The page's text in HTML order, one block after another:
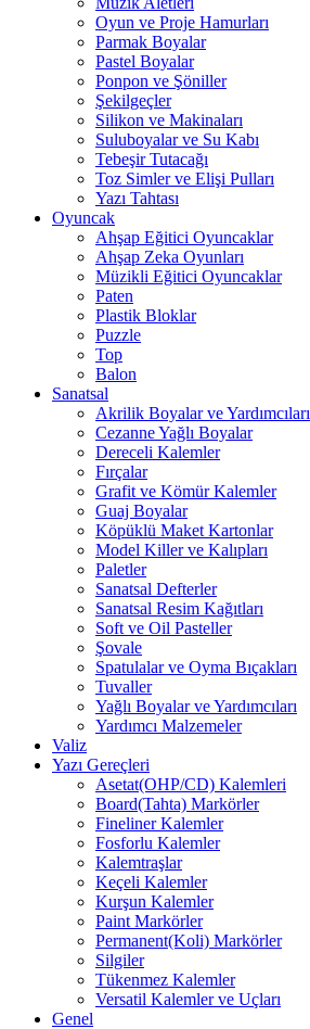
Oyun ve Proje Hamurları
Parmak Boyalar
Pastel Boyalar
Ponpon ve Şöniller
Şekilgeçler
Silikon ve Makinaları
Suluboyalar ve Su Kabı
Tebeşir Tutacağı
Toz Simler ve Elişi Pulları
Yazı Tahtası
Oyuncak
Ahşap Eğitici Oyuncaklar
Ahşap Zeka Oyunları
Müzikli Eğitici Oyuncaklar
Paten
Plastik Bloklar
Puzzle
Top
Balon
Sanatsal
Akrilik Boyalar ve Yardımcıları
Cezanne Yağlı Boyalar
Dereceli Kalemler
Fırçalar
Grafit ve Kömür Kalemler
Guaj Boyalar
Köpüklü Maket Kartonlar
Model Killer ve Kalıpları
Paletler
Sanatsal Defterler
Sanatsal Resim Kağıtları
Soft ve Oil Pasteller
Şovale
Spatulalar ve Oyma Bıçakları
Tuvaller
Yağlı Boyalar ve Yardımcıları
Yardımcı Malzemeler
Valiz
Yazı Gereçleri
Asetat(OHP/CD) Kalemleri
Board(Tahta) Markörler
Fineliner Kalemler
Fosforlu Kalemler
Kalemtraşlar
Keçeli Kalemler
Kurşun Kalemler
Paint Markörler
Permanent(Koli) Markörler
Silgiler
Tükenmez Kalemler
Versatil Kalemler ve Uçları
Genel